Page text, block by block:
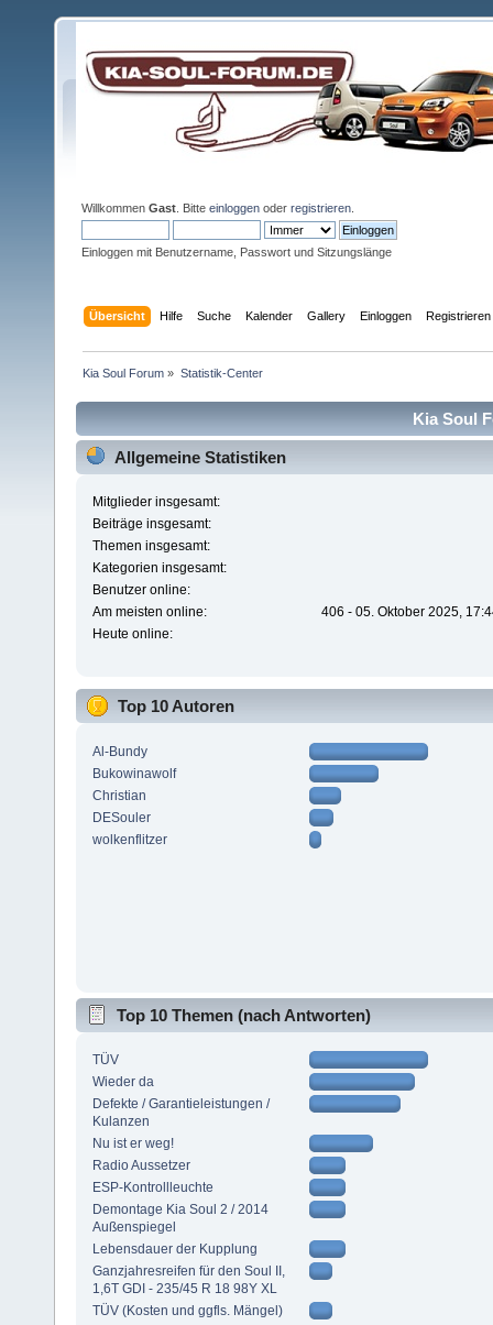
Willkommen Gast . Bitte einloggen oder registrieren
Einloggen mit Benutzername, Passwort und Sitzungslänge
Übersicht Hilfe Suche Kalender Gallery Einloggen Registrieren
Kia Soul Forum » Statistik-Center
Kia Soul
Allgemeine Statistiken
Mitglieder insgesamt:
Beiträge insgesamt:
Themen insgesamt:
Kategorien insgesamt:
Benutzer online:
Am meisten online:
406 - 05. Oktober 2025,
Heute online:
Top 10 Autoren
Al-Bundy
Bukowinawolf
Christian
DESouler
wolkenflitzer
Top 10 Themen (nach Antworten)
TÜV
Wieder da
Defekte / Garantieleistungen /
Kulanzen
Nu ist er weg!
Radio Aussetzer
ESP-Kontrollleuchte
Demontage Kia Soul 2 / 2014
Außenspiegel
Lebensdauer der Kupplung
Ganzjahresreifen für den Soul II,
1,6T GDI - 235/45 R 18 98Y XL
TÜV (Kosten und ggfls. Mängel)